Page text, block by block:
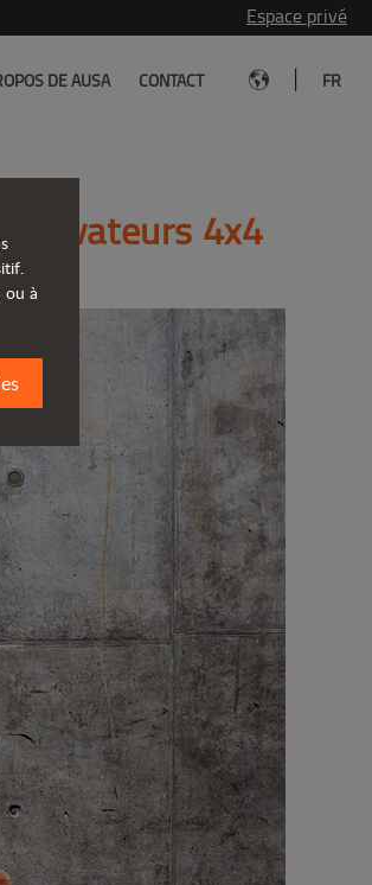
Espace privé
DE AUSA CONTACT FR
élévateurs 4x4
ou à